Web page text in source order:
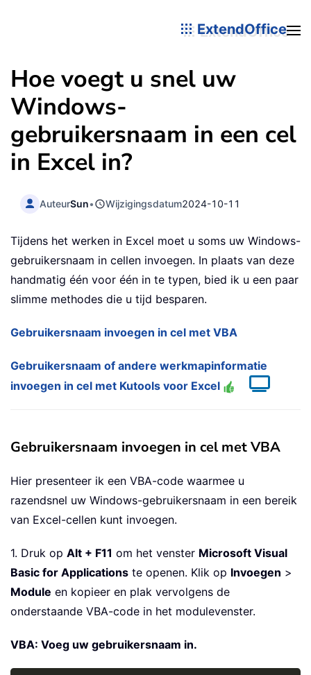
ExtendOffice
Hoe voegt u snel uw
Windows-
gebruikersnaam in een cel
in Excel in?
AuteurSun• Wijzigingsdatum2024-10-11
Tijdens het werken in Excel moet u soms uw Windows-
gebruikersnaam in cellen invoegen. In plaats van deze
handmatig één voor één in te typen, bied ik u een paar
slimme methodes die u tijd besparen.
Gebruikersnaam invoegen in cel met VBA
Gebruikersnaam of andere werkmapinformatie
invoegen in cel met Kutools voor Excel
Gebruikersnaam invoegen in cel met VBA
Hier presenteer ik een VBA-code waarmee u
razendsnel uw Windows-gebruikersnaam in een bereik
van Excel-cellen kunt invoegen.
1. Druk op Alt + F11 om het venster Microsoft Visual
Basic for Applications te openen. Klik op Invoegen >
Module en kopieer en plak vervolgens de
onderstaande VBA-code in het modulevenster.
VBA: Voeg uw gebruikersnaam in.